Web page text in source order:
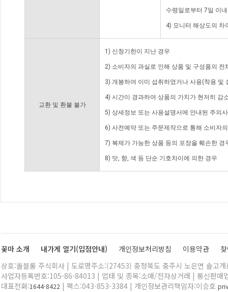
수령일로부터 7일 이
4) 모니터 해상도의 차
교환 및 환불 불가
1) 신청기한이 지난 경우
2) 소비자의 과실로 인해 상품 및 구성품의
3) 개봉하여 이미 섭취하였거나 사용(착용 및
4) 시간이 경과하여 상품의 가치가 현저히 감
5) 상세정보 또는 사용설명서에 안내된 주의
6) 사전예약 또는 주문제작으로 통해 소비자
7) 복제가 가능한 상품 등의 포장을 훼손한 경
8) 맛, 향, 색 등 단순 기호차이에 의한 경우
꽃마 소개 내가게 열기(입점안내) 개인정보처리방침 이용약관
상호:올블룸 주식회사 | 도로명주소:(27453) 충청북도 충주시 노은면 솔고
사업자등록번호:105-86-84013 | 업태 및 종목:소매/전자상거래 | 통신판매
대표전화:1644-8422 | 팩스:043-853-3384 | 개인정보관리책임자:이승호